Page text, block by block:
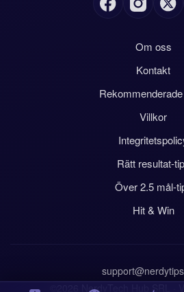
Om oss
Kontakt
Villkor
Rätt resultat-
Över 2.5 mål-
Hit & Win
©2026 NerdyTech Hub SRL ·